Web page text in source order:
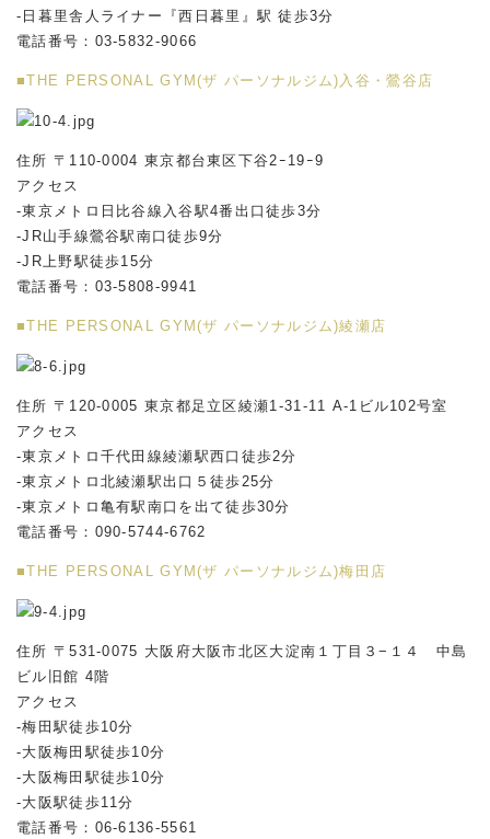
-日暮里舎人ライナー『西日暮里』駅 徒歩3分
電話番号：03-5832-9066
■THE PERSONAL GYM(ザ パーソナルジム)入谷・鶯谷店
住所 〒110-0004 東京都台東区下谷2ｰ19ｰ9
アクセス
-東京メトロ日比谷線入谷駅4番出口徒歩3分
-JR山手線鶯谷駅南口徒歩9分
-JR上野駅徒歩15分
電話番号：03-5808-9941
■THE PERSONAL GYM(ザ パーソナルジム)綾瀬店
住所 〒120-0005 東京都足立区綾瀬1-31-11 A-1ビル102号室
アクセス
-東京メトロ千代田線綾瀬駅西口徒歩2分
-東京メトロ北綾瀬駅出口５徒歩25分
-東京メトロ亀有駅南口を出て徒歩30分
電話番号：090-5744-6762
■THE PERSONAL GYM(ザ パーソナルジム)梅田店
住所 〒531-0075 大阪府大阪市北区大淀南１丁目３−１４ 中島
ビル旧館 4階
アクセス
-梅田駅徒歩10分
-大阪梅田駅徒歩10分
-大阪梅田駅徒歩10分
-大阪駅徒歩11分
電話番号：06-6136-5561